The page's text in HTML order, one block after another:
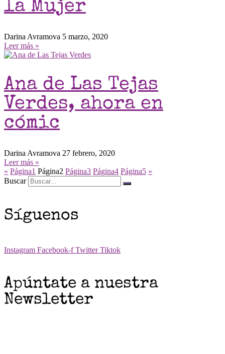
la Mujer
Darina Avramova 5 marzo, 2020
Leer más »
Ana de Las Tejas
Verdes, ahora en
cómic
Darina Avramova 27 febrero, 2020
Leer más »
« Página1 Página2 Página3 Página4 Página5 »
Buscar
Síguenos
Instagram Facebook-f Twitter Tiktok
Apúntate a nuestra
Newsletter